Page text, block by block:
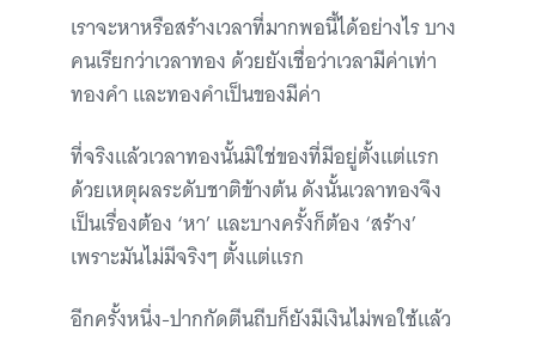
เราจะหาหรือสร้างเวลาที่มากพอนี้ได้อย่างไร บาง
คนเรียกว่าเวลาทอง ด้วยยังเชื่อว่าเวลามีค่าเท่า
ทองคำ และทองคำเป็นของมีค่า
ที่จริงแล้วเวลาทองนั้นมิใช่ของที่มีอยู่ตั้งแต่แรก
ด้วยเหตุผลระดับชาติข้างต้น ดังนั้นเวลาทองจึง
เป็นเรื่องต้อง ‘หา’ และบางครั้งก็ต้อง ‘สร้าง’
เพราะมันไม่มีจริงๆ ตั้งแต่แรก
อีกครั้งหนึ่ง-ปากกัดตีนถีบก็ยังมีเงินไม่พอใช้แล้ว